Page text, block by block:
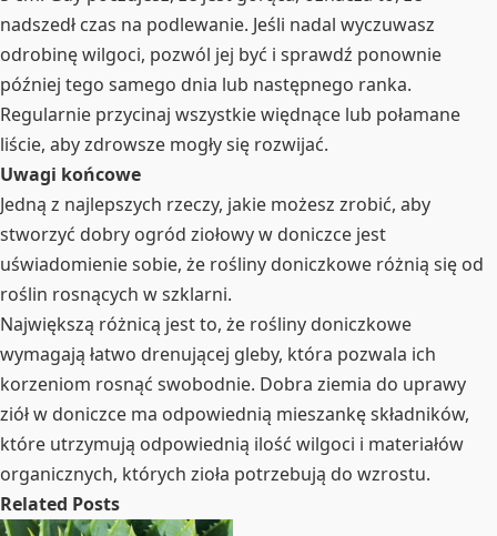
nadszedł czas na podlewanie. Jeśli nadal wyczuwasz
odrobinę wilgoci, pozwól jej być i sprawdź ponownie
później tego samego dnia lub następnego ranka.
Regularnie przycinaj wszystkie więdnące lub połamane
liście, aby zdrowsze mogły się rozwijać.
Uwagi końcowe
Jedną z najlepszych rzeczy, jakie możesz zrobić, aby
stworzyć dobry ogród ziołowy w doniczce jest
uświadomienie sobie, że rośliny doniczkowe różnią się od
roślin rosnących w szklarni.
Największą różnicą jest to, że rośliny doniczkowe
wymagają łatwo drenującej gleby, która pozwala ich
korzeniom rosnąć swobodnie. Dobra ziemia do uprawy
ziół w doniczce ma odpowiednią mieszankę składników,
które utrzymują odpowiednią ilość wilgoci i materiałów
organicznych, których zioła potrzebują do wzrostu.
Related Posts